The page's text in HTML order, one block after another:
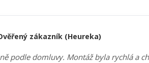
zákazník (Heureka)
podle domluvy. Montáž byla rychlá a